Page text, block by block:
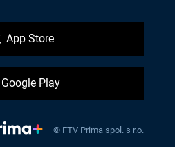
App Store
Google Play
© FTV Prima spol. s r.o.